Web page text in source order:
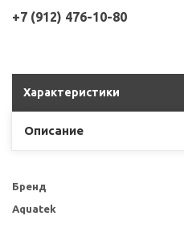
+7 (912) 476-10-80
Характеристики
Описание
Бренд
Aquatek